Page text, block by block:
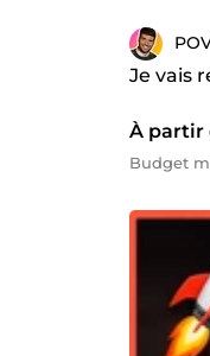
Je vais
À partir
Budget